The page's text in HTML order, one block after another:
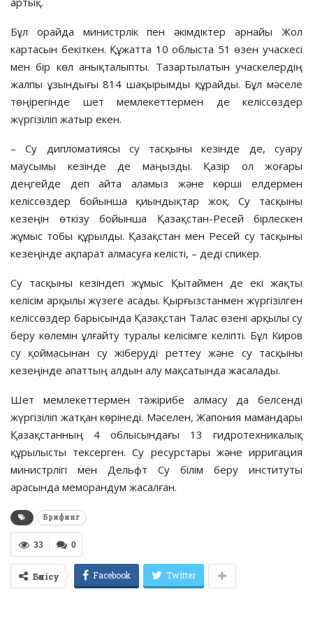
Бұл орайда министрлік пен әкімдіктер арнайы Жол
картасын бекіткен. Құжатта 10 облыста 51 өзен учаскесі
мен бір көл анықталыпты. Тазартылатын учаскелердің
жалпы ұзындығы 814 шақырымды құрайды. Бұл мәселе
төңірегінде шет мемлекеттермен де келіссөздер
жүргізіліп жатыр екен.
– Су дипломатиясы су тасқыны кезінде де, суару
маусымы кезінде де маңызды. Қазір ол жоғары
деңгейде деп айта аламыз және көрші елдермен
келіссөздер бойынша қиындықтар жоқ. Су тасқыны
кезеңін өткізу бойынша Қазақстан-Ресей бірлескен
жұмыс тобы құрылды. Қазақстан мен Ресей су тасқыны
кезеңінде ақпарат алмасуға келісті, – деді спикер.
Су тасқыны кезіндегі жұмыс Қытаймен де екі жақты
келісім арқылы жүзеге асады. Қырғызстанмен жүргізілген
келіссөздер барысында Қазақстан Талас өзені арқылы су
беру көлемін ұлғайту туралы келісімге келіпті. Бұл Киров
су қоймасынан су жіберуді реттеу және су тасқыны
кезеңінде апаттың алдын алу мақсатында жасалады.
Шет мемлекеттермен тәжірибе алмасу да белсенді
жүргізіліп жатқан көрінеді. Мәселен, Жапония мамандары
Қазақстанның 4 облысындағы 13 гидротехникалық
құрылысты тексерген. Су ресурстары және ирригация
министрлігі мен Дельфт Су білім беру институты
арасында меморандум жасалған.
Брифинг
0
33
Бөлісу Facebook Twitter